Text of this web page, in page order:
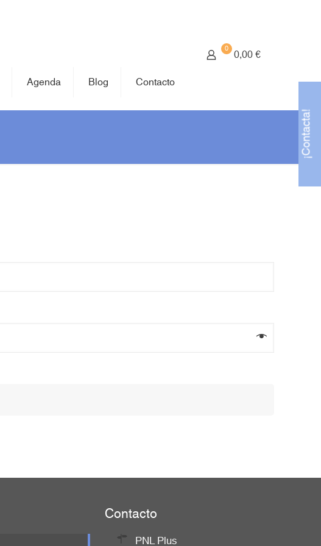
Agenda Blog Contacto
0 0,00 €
Contacto
PNL Plus
¡Contacta!